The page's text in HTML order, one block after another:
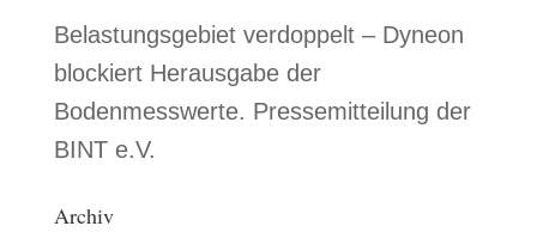
Belastungsgebiet verdoppelt – Dyneon
blockiert Herausgabe der
Bodenmesswerte. Pressemitteilung der
BINT e.V.
Archiv